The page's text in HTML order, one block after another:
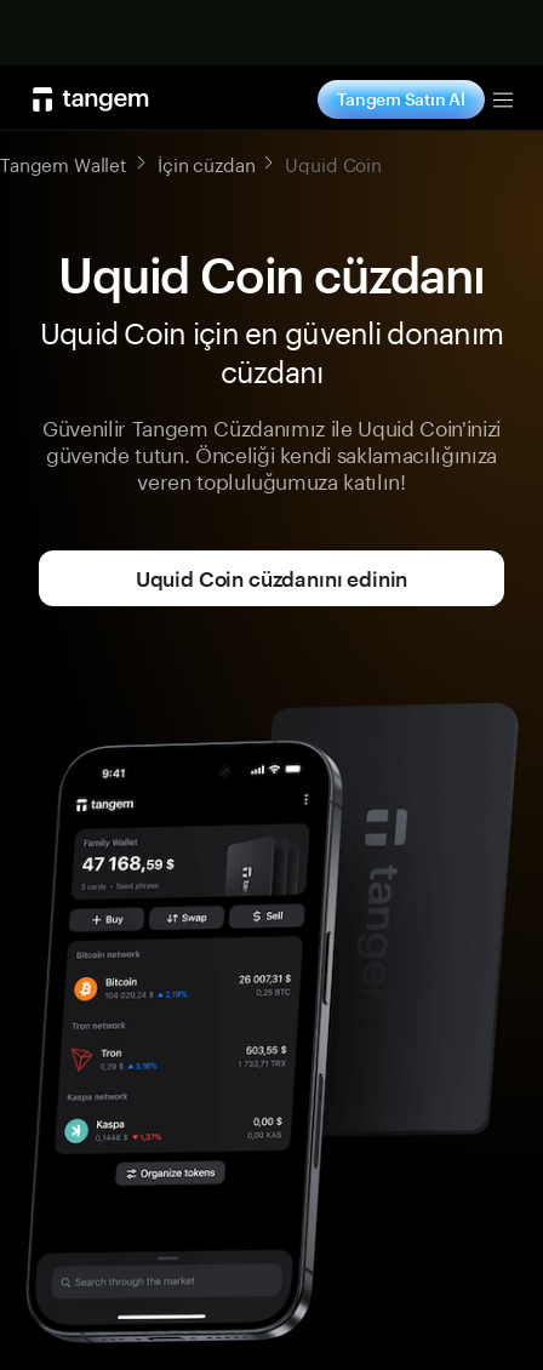
Tangem Satın Al
Tangem Wallet İçin cüzdan Uquid Coin
Uquid Coin cüzdanı
Uquid Coin için en güvenli donanım
cüzdanı
Güvenilir Tangem Cüzdanımız ile Uquid Coin'inizi
güvende tutun. Önceliği kendi saklamacılığınıza
veren topluluğumuza katılın!
Uquid Coin cüzdanını edinin